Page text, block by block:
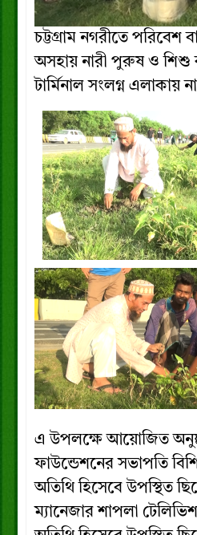
চট্টগ্রাম নগরীতে
অসহায় নারী পুরুষ ও শিশু
টার্মিনাল সংলগ্ন এলাকায়
এ উপলক্ষে আয়োজিত
ফাউন্ডেশনের সভাপতি
অতিথি হিসেবে উপস্থিত
ম্যানেজার শাপলা